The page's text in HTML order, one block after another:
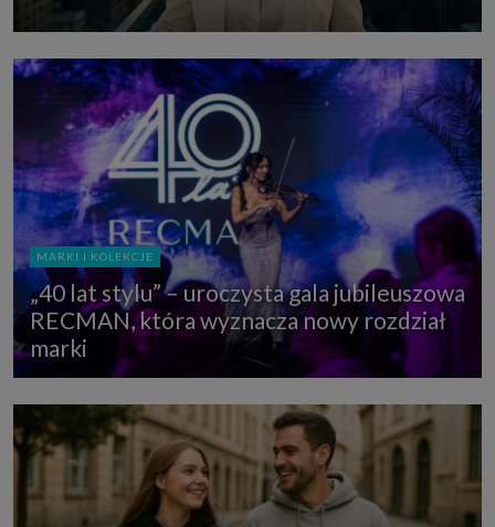
MARKI I KOLEKCJE
„40 lat stylu” – uroczysta gala jubileuszowa
RECMAN, która wyznacza nowy rozdział
marki